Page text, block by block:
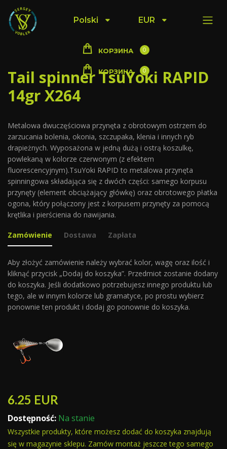
Polski EUR
КОРЗИНА 0
КОРЗИНА 0
Tail spinner TsuYoki RAPID
14gr X264
Metalowa dwuczęściowa przynęta z obrotowym ostrzem do
zarzucania bolenia, okonia, szczupaka, klenia i innych ryb
drapieżnych. Wyposażona w jedną dużą i ostrą koszulkę,
powlekaną w kolorze czerwonym (z efektem
fluorescencyjnym).TsuYoki RAPID to metalowa przynęta
spinningowa składająca się z dwóch części: samego korpusu
przynęty (element obciążający główkę) oraz obrotowego płatka
ogona, który połączony jest z korpusem przynęty za pomocą
krętlika i pierścienia do nawijania.
Zamówienie Dostawa Zapłata
Aby złożyć zamówienie należy wybrać kolor, wagę oraz ilość i
kliknąć przycisk „Dodaj do koszyka”. Przedmiot zostanie dodany
do koszyka. Jeśli dodatkowo potrzebujesz innego produktu lub
tego, ale w innym kolorze lub gramatyce, po prostu wybierz
ponownie ten produkt i dodaj go ponownie do koszyka.
6.25 EUR
Dostępność: Na stanie
Wszystkie produkty, które możesz dodać do koszyka znajdują
się w magazynie sklepu. Zamów montaż jeszcze tego samego